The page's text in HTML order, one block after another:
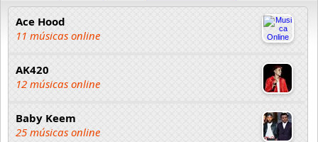
Ace Hood
11 músicas online
AK420
12 músicas online
Baby Keem
25 músicas online